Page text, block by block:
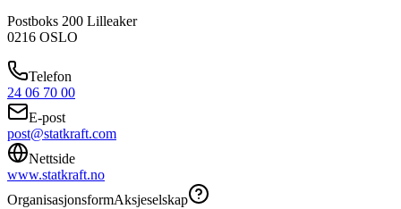
Postboks 200 Lilleaker
0216 OSLO
Telefon
24 06 70 00
E-post
post@statkraft.com
Nettside
www.statkraft.no
OrganisasjonsformAksjeselskap